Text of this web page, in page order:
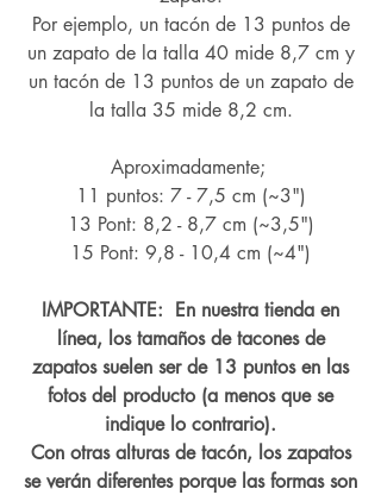
Por ejemplo, un tacón de 13 puntos de
un zapato de la talla 40 mide 8,7 cm y
un tacón de 13 puntos de un zapato de
la talla 35 mide 8,2 cm.
Aproximadamente;
11 puntos: 7 - 7,5 cm (~3")
13 Pont: 8,2 - 8,7 cm (~3,5")
15 Pont: 9,8 - 10,4 cm (~4")
IMPORTANTE: En nuestra tienda en
línea, los tamaños de tacones de
zapatos suelen ser de 13 puntos en las
fotos del producto (a menos que se
indique lo contrario).
Con otras alturas de tacón, los zapatos
se verán diferentes porque las formas son